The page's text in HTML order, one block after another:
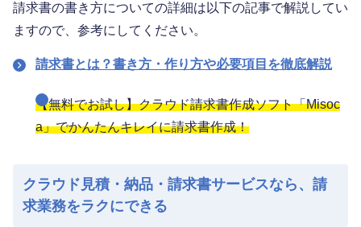
請求書の書き方についての詳細は以下の記事で解説してい
ますので、参考にしてください。
請求書とは？書き方・作り方や必要項目を徹底解説
【無料でお試し】クラウド請求書作成ソフト「Misoc
a」でかんたんキレイに請求書作成！
クラウド見積・納品・請求書サービスなら、請
求業務をラクにできる